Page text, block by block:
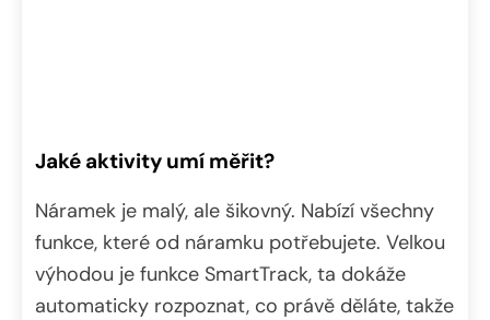
Jaké aktivity umí měřit?
Náramek je malý, ale šikovný. Nabízí všechny
funkce, které od náramku potřebujete. Velkou
výhodou je funkce SmartTrack, ta dokáže
automaticky rozpoznat, co právě děláte, takže